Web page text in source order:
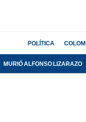
POLÍTICA
MURIÓ ALFONSO LIZARAZO